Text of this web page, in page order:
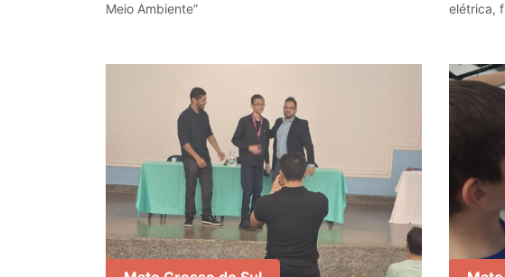
Meio Ambiente”
elétrica,